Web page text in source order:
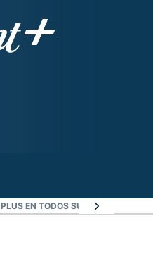
EN TODOS SUS DISPOSITIVOS